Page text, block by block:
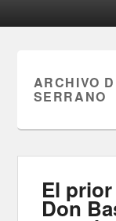
ARCHIVO
SERRANO
El
Don